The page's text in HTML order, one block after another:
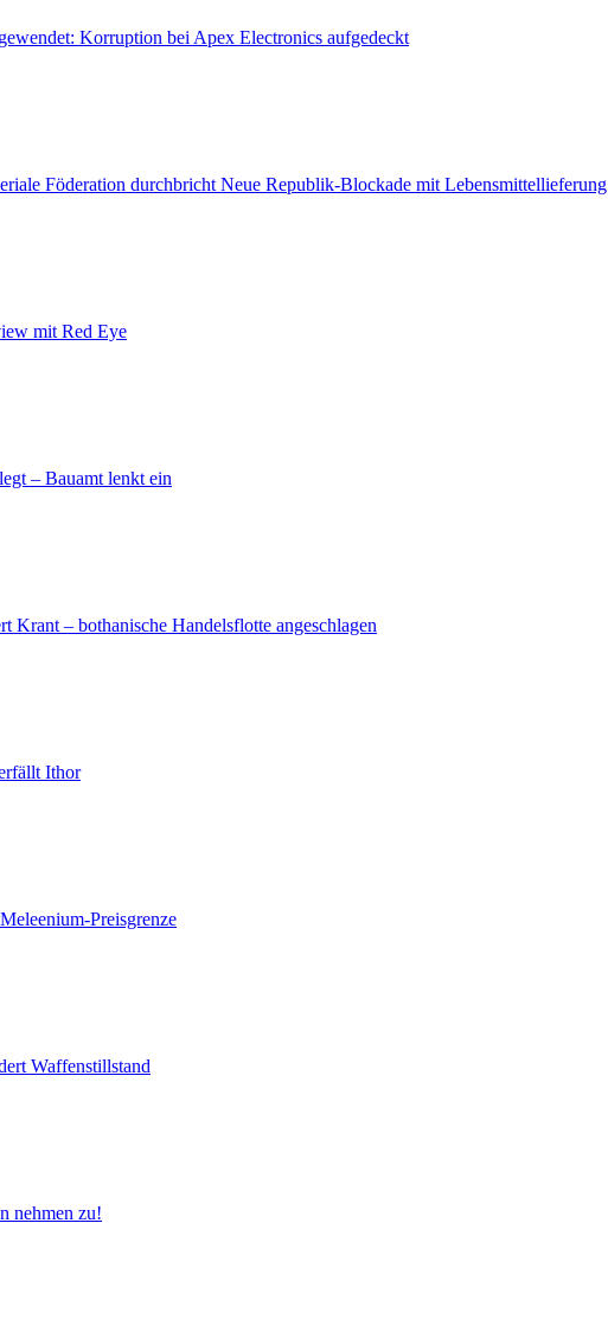
Korruption bei Apex Electronics aufgedeckt
Föderation durchbricht Neue Republik-Blockade mit Lebensmittellieferung
mit Red Eye
– Bauamt lenkt ein
Krant – bothanische Handelsflotte angeschlagen
Ithor
Preisgrenze
Waffenstillstand
nehmen zu!